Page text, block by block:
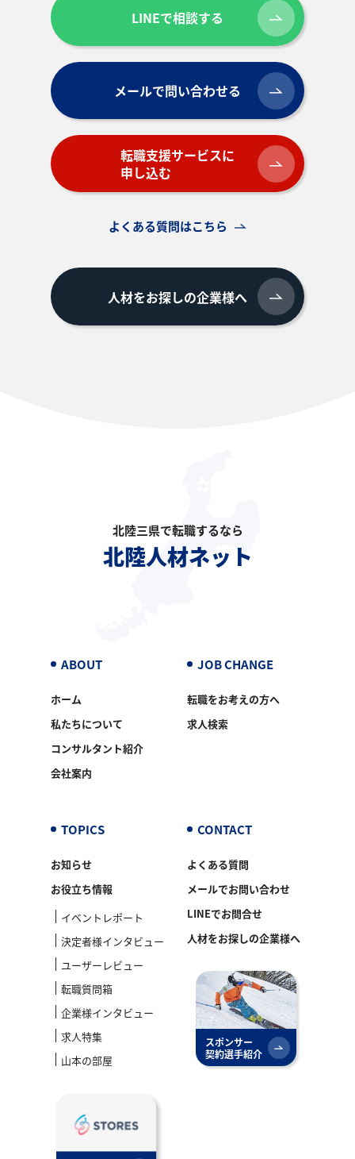
LINEで相談する
メールで問い合わせる
転職支援サービスに
申し込む
よくある質問はこちら
人材をお探しの企業様へ
北陸三県で転職するなら
北陸人材ネット
ABOUT
ホーム
私たちについて
コンサルタント紹介
会社案内
JOB CHANGE
転職をお考えの方へ
求人検索
TOPICS
お知らせ
お役立ち情報
イベントレポート
決定者様インタビュー
ユーザーレビュー
転職質問箱
企業様インタビュー
求人特集
山本の部屋
CONTACT
よくある質問
メールでお問い合わせ
LINEでお問合せ
人材をお探しの企業様へ
スポンサー
契約選手紹介